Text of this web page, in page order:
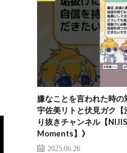
嫌なことを言われた時
宇佐美リトと伏見ガク
り抜きチャンネル【
Moments】》
2025.06.26